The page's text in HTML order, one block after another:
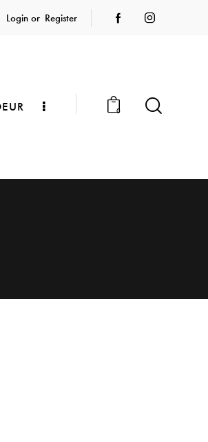
Login or Register
0